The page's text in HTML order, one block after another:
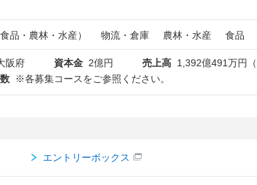
品・農林・水産） 物流・倉庫 農林・水産 食品
阪府 資本金 2億円 売上高 1,392億491万円（
※各募集コースをご参照ください。
エントリーボックス